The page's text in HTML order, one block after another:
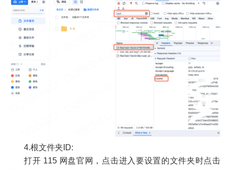
4.根文件夹ID:
打开 115 网盘官网，点击进入要设置的文件夹时点击